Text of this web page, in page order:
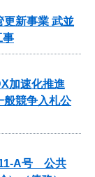
更新事業 武並
事
加速化推進
般競争入札公
11-A号 公共